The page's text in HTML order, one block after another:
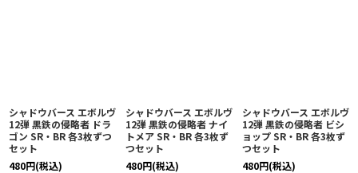
シャドウバース エボルヴ
12弾 黒鉄の侵略者 ドラ
ゴン SR・BR 各3枚ずつ
セット
480円(税込)
シャドウバース エボルヴ
12弾 黒鉄の侵略者 ナイ
トメア SR・BR 各3枚ず
つセット
480円(税込)
シャドウバース エボルヴ
12弾 黒鉄の侵略者 ビシ
ョップ SR・BR 各3枚ず
つセット
480円(税込)